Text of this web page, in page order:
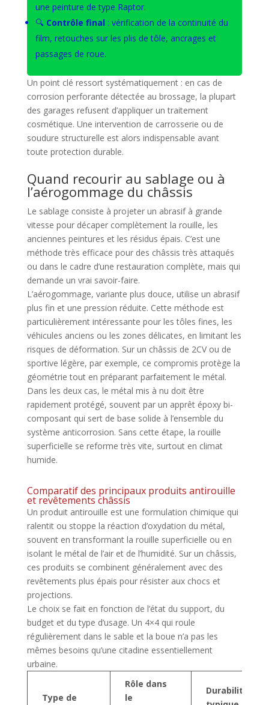
une peinture de type Raptor.
🔍 Contrôle final : vérification de la continuité du
film, retouches sur les plis de tôle, ancrages et
passages de roue.
Un point clé ressort systématiquement : en cas de
corrosion perforante détectée au brossage, la plupart
des garages refusent d’appliquer un traitement
cosmétique. Une intervention de carrosserie ou de
soudure structurelle est alors indispensable avant
toute protection durable.
Quand recourir au sablage ou à
l’aérogommage du châssis
Le sablage consiste à projeter un abrasif à grande
vitesse pour décaper complètement la rouille, les
anciennes peintures et les résidus épais. C’est une
méthode très efficace pour des châssis très attaqués
ou dans le cadre d’une restauration complète, mais qui
demande un vrai savoir-faire.
L’aérogommage, variante plus douce, utilise un abrasif
plus fin et une pression réduite. Cette méthode est
particulièrement intéressante pour les tôles fines, les
véhicules anciens ou les zones délicates, en limitant les
risques de déformation. Sur un châssis de 2CV ou de
sportive légère, par exemple, ce compromis protège la
géométrie tout en préparant parfaitement le métal.
Dans les deux cas, le métal mis à nu doit être
rapidement protégé, souvent par un apprêt époxy bi-
composant qui sert de base solide à l’ensemble du
système anticorrosion. Sans cette étape, la rouille
superficielle se reforme très vite, surtout en climat
humide.
Comparatif des principaux produits antirouille
et revêtements châssis
Un produit antirouille est une formulation chimique qui
ralentit ou stoppe la réaction d’oxydation du métal,
souvent en transformant la rouille superficielle ou en
isolant le métal de l’air et de l’humidité. Sur un châssis,
ces produits se combinent généralement avec des
revêtements plus épais pour résister aux chocs et
projections.
Le choix se fait en fonction de l’état du support, du
budget et du type d’usage. Un 4×4 qui roule
régulièrement dans le sable et la boue n’a pas les
mêmes besoins qu’une citadine essentiellement
urbaine.
Type de
Rôle dans
le
Durabilité